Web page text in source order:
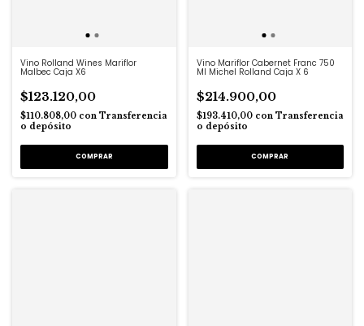
Vino Rolland Wines Mariflor
Malbec Caja X6
$123.120,00
$110.808,00 con Transferencia
o depósito
Vino Mariflor Cabernet Franc 750
Ml Michel Rolland Caja X 6
$214.900,00
$193.410,00 con Transferencia
o depósito